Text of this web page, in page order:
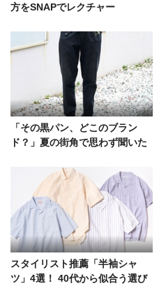
方をSNAPでレクチャー
「その黒パン、どこのブラン
ド？」夏の街角で思わず聞いた
スタイリスト推薦「半袖シャ
ツ」4選！ 40代から似合う選び